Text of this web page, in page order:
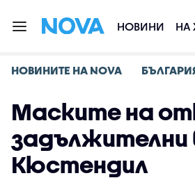
НОВИНИ НА
НОВИНИТЕ НА NOVA
Маските на
задължителни
Кюстендил